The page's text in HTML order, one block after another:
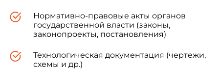
Нормативно-правовые акты органов
государственной власти (законы,
законопроекты, постановления)
Технологическая документация (чертежи,
схемы и др.)